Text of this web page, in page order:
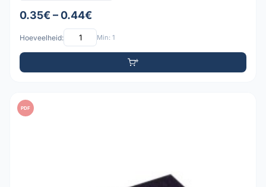
0.35€ – 0.44€
Hoeveelheid: Min: 1
PDF